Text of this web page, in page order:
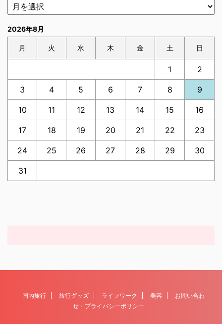
2026年8月
月 火 水 木 金 土 日
1 2
3 4 5 6 7 8 9
10 11 12 13 14 15 16
17 18 19 20 21 22 23
24 25 26 27 28 29 30
31
国内旅行 旅行グッズ ライフワーク 美容
お問い合わ
せ・プライバシーポリシー